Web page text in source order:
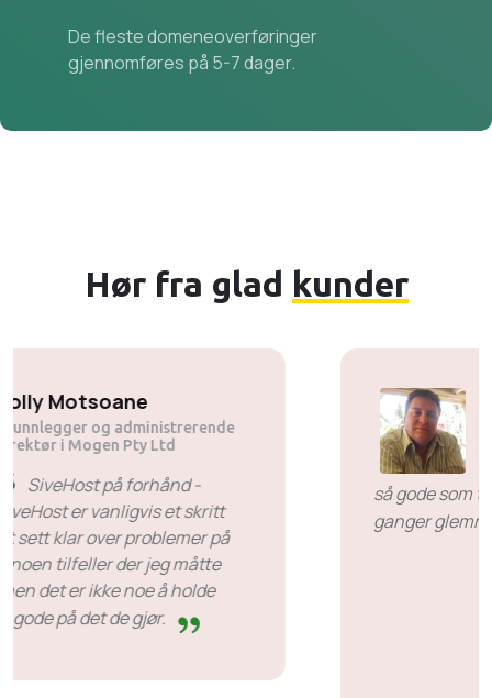
De fleste domeneoverføringer
gjennomføres på 5-7 dager.
Hør fra glad kunder
Grunnlegger og administrerende
SiveHost er vanligvis et skritt
foran og er stort sett klar over problemer på
forhånd. Det er noen tilfeller der jeg måtte
vente på svar, men det er ikke noe å holde
dem imot. De er gode på det de gjør.